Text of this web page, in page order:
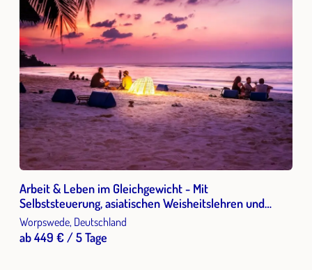
Arbeit & Leben im Gleichgewicht - Mit
Selbststeuerung, asiatischen Weisheitslehren und
Yogapraxis die Arbeitsfähigkeit unter Belastung sichern
Worpswede, Deutschland
ab 449 € / 5 Tage